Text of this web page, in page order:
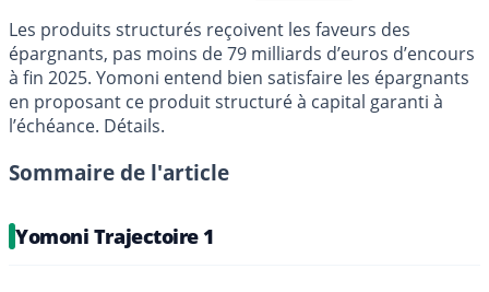
Les produits structurés reçoivent les faveurs des
épargnants, pas moins de 79 milliards d’euros d’encours
à fin 2025. Yomoni entend bien satisfaire les épargnants
en proposant ce produit structuré à capital garanti à
l’échéance. Détails.
Sommaire de l'article
Yomoni Trajectoire 1